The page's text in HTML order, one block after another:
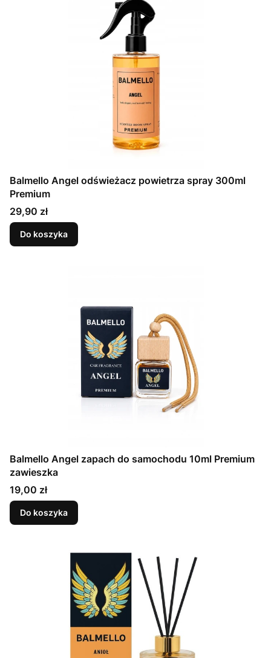
Balmello Angel odświeżacz powietrza spray 300ml
Premium
Cena
29,90 zł
Do koszyka
Balmello Angel zapach do samochodu 10ml Premium
zawieszka
Cena
19,00 zł
Do koszyka